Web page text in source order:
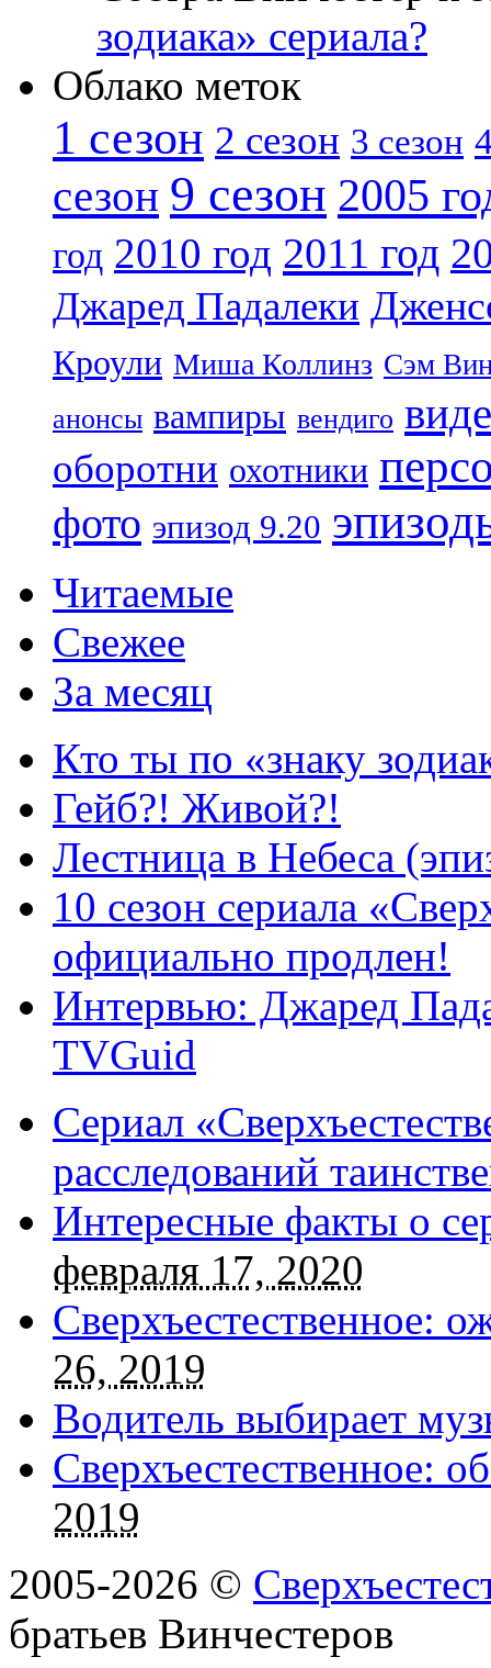
зодиака» сериала?
Облако меток
1 сезон 2 сезон 3 сезон
сезон 9 сезон 2005
год 2010 год 2011 год
Джаред Падалеки
Кроули Миша Коллинз Сэм
анонсы вампиры вендиго
оборотни охотники
фото эпизод 9.20
Читаемые
Свежее
За месяц
Кто ты по «знаку
Гейб?! Живой?!
Лестница в Небеса
10 сезон сериала
официально продлен!
Интервью: Джаред
TVGuid
Сериал
расследований
Интересные факты о
февраля 17, 2020
Сверхъестественное:
26, 2019
Водитель выбирает
Сверхъестественное:
2019
2005-2026 ©
братьев Винчестеров